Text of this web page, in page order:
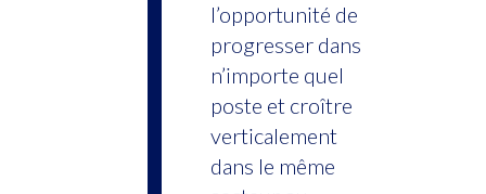
l’opportunité de
progresser dans
n’importe quel
poste et croître
verticalement
dans le même